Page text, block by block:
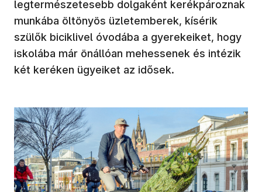
legtermészetesebb dolgaként kerékpároznak
munkába öltönyös üzletemberek, kísérik
szülők biciklivel óvodába a gyerekeiket, hogy
iskolába már önállóan mehessenek és intézik
két keréken ügyeiket az idősek.